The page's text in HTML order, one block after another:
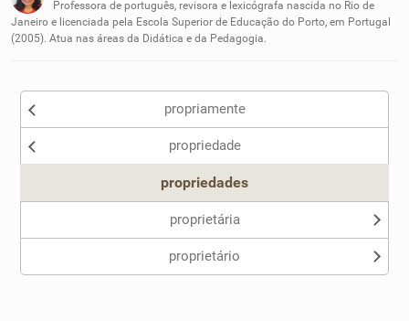
Nenhum dos sinônimos apresentados me ajudou
Outro
Professora de português, revisora e lexicógrafa nascida no Rio de
Janeiro e licenciada pela Escola Superior de Educação do Porto, em Portugal
(2005). Atua nas áreas da Didática e da Pedagogia.
propriamente
propriedade
propriedades
proprietária
proprietário